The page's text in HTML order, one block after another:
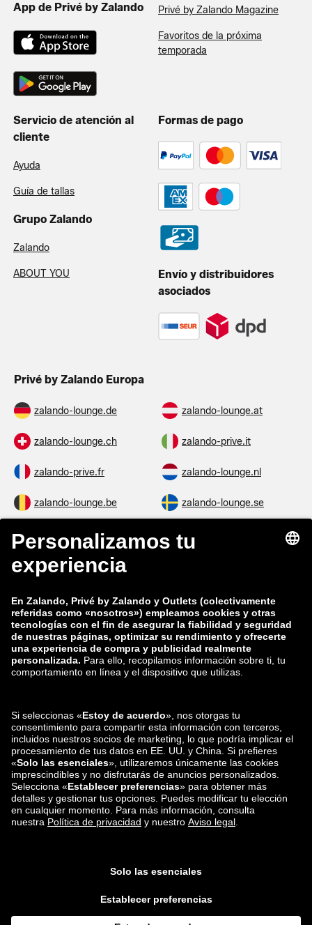
App de Privé by Zalando Privé by Zalando Magazine
Favoritos de la próxima
temporada
Servicio de atención al
cliente
Ayuda
Guía de tallas
Grupo Zalando
Zalando
ABOUT YOU
Formas de pago
Envío y distribuidores
asociados
Privé by Zalando Europa
zalando-lounge.de zalando-lounge.at
zalando-lounge.ch zalando-prive.it
zalando-prive.fr zalando-lounge.nl
zalando-lounge.be zalando-lounge.se
zalando-lounge.fi
zalando-lounge.co.uk
zalando-prive.es zalando-lounge.cz
zalando-lounge.lt zalando-lounge.sk
zalando-lounge.ro zalando-lounge.hr
zalando-lounge.lu zalando-lounge.ee
zalando-lounge.lv zalando-lounge.no
También nos
encuentras en
*En comparación con elprecio de venta recomendado